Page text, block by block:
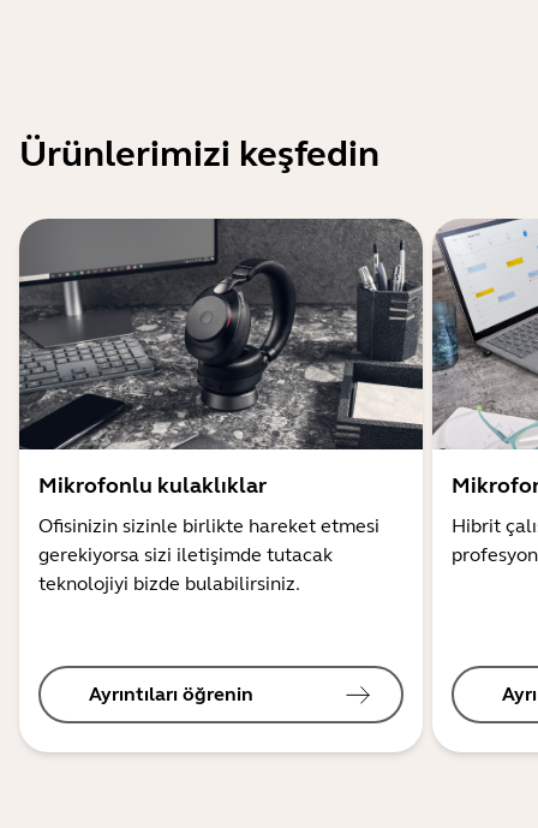
Ürünlerimizi keşfedin
Mikrofonlu kulaklıklar
Ofisinizin sizinle birlikte hareket etmesi
gerekiyorsa sizi iletişimde tutacak
teknolojiyi bizde bulabilirsiniz.
Ayrıntıları öğrenin
Hibrit